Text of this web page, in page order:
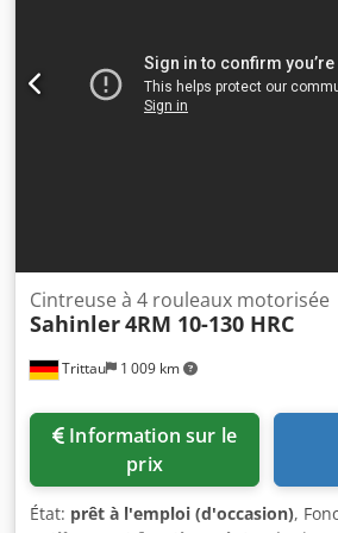
rouleaux à l'écran
Trittau 1 009 km
Cintreuse à 4 rouleaux motorisée
Sahinler4RM 10-130 HRC
prix
État: prêt à l'emploi (d'occasion),